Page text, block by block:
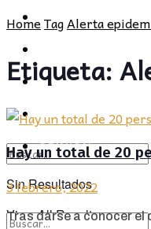
POLÍTICA
CULTURA
Sin Resultados
View All Result
PROVINCIA
SOCIEDAD
CULTURA
OPINIÓN
HomeTagAlerta
Etiqueta:
Hay un total de 20
3 febrero, 2022
Tras darse a conocer el